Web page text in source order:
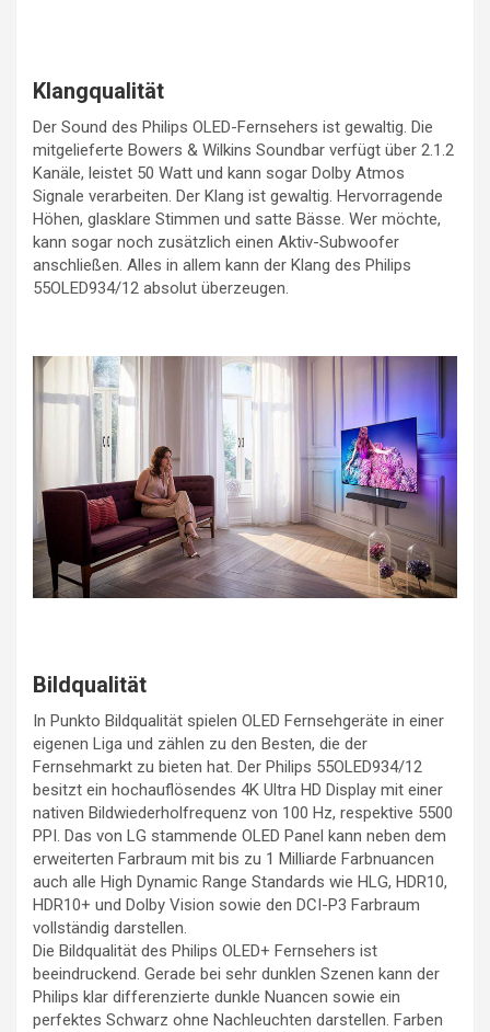
Klangqualität
Der Sound des Philips OLED-Fernsehers ist gewaltig. Die
mitgelieferte Bowers & Wilkins Soundbar verfügt über 2.1.2
Kanäle, leistet 50 Watt und kann sogar Dolby Atmos
Signale verarbeiten. Der Klang ist gewaltig. Hervorragende
Höhen, glasklare Stimmen und satte Bässe. Wer möchte,
kann sogar noch zusätzlich einen Aktiv-Subwoofer
anschließen. Alles in allem kann der Klang des Philips
55OLED934/12 absolut überzeugen.
Bildqualität
In Punkto Bildqualität spielen OLED Fernsehgeräte in einer
eigenen Liga und zählen zu den Besten, die der
Fernsehmarkt zu bieten hat. Der Philips 55OLED934/12
besitzt ein hochauflösendes 4K Ultra HD Display mit einer
nativen Bildwiederholfrequenz von 100 Hz, respektive 5500
PPI. Das von LG stammende OLED Panel kann neben dem
erweiterten Farbraum mit bis zu 1 Milliarde Farbnuancen
auch alle High Dynamic Range Standards wie HLG, HDR10,
HDR10+ und Dolby Vision sowie den DCI-P3 Farbraum
vollständig darstellen.
Die Bildqualität des Philips OLED+ Fernsehers ist
beeindruckend. Gerade bei sehr dunklen Szenen kann der
Philips klar differenzierte dunkle Nuancen sowie ein
perfektes Schwarz ohne Nachleuchten darstellen. Farben